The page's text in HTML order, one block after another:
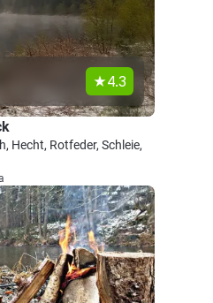
4.3
Hecht, Rotfeder, Schleie,